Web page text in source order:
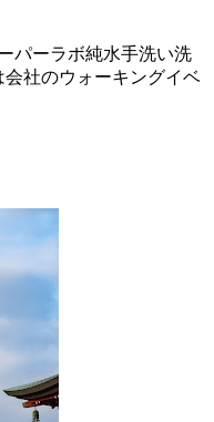
パーラボ純水手洗い洗
社のウォーキングイベ